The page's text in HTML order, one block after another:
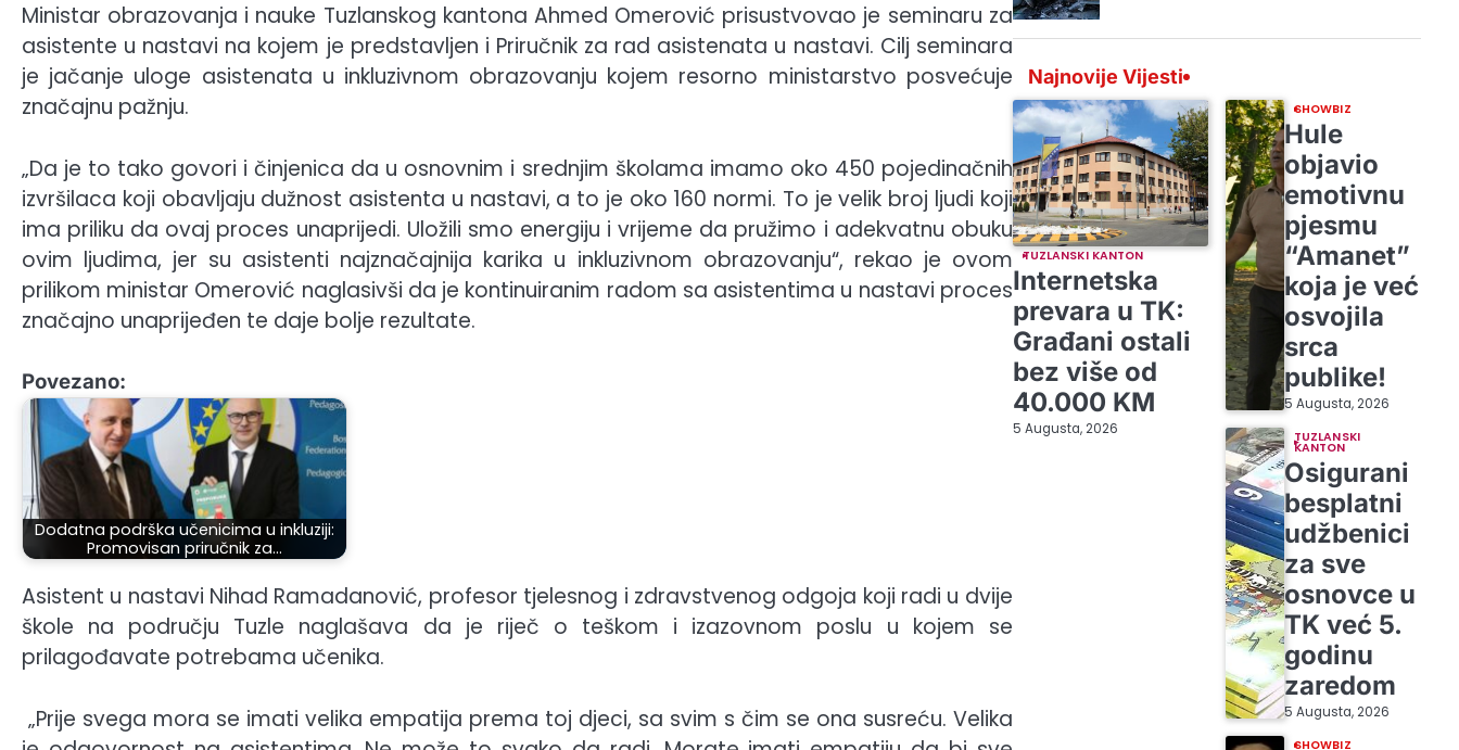
Ministar obrazovanja i nauke Tuzlanskog kantona Ahmed Omerović prisustvovao je seminaru za
asistente u nastavi na kojem je predstavljen i Priručnik za rad asistenata u nastavi. Cilj seminara
je jačanje uloge asistenata u inkluzivnom obrazovanju kojem resorno ministarstvo posvećuje
značajnu pažnju.
„Da je to tako govori i činjenica da u osnovnim i srednjim školama imamo oko 450 pojedinačnih
izvršilaca koji obavljaju dužnost asistenta u nastavi, a to je oko 160 normi. To je velik broj ljudi koji
ima priliku da ovaj proces unaprijedi. Uložili smo energiju i vrijeme da pružimo i adekvatnu obuku
ovim ljudima, jer su asistenti najznačajnija karika u inkluzivnom obrazovanju“, rekao je ovom
prilikom ministar Omerović naglasivši da je kontinuiranim radom sa asistentima u nastavi proces
značajno unaprijeđen te daje bolje rezultate.
Povezano:
Dodatna podrška učenicima u inkluziji:
Promovisan priručnik za…
Asistent u nastavi Nihad Ramadanović, profesor tjelesnog i zdravstvenog odgoja koji radi u dvije
škole na području Tuzle naglašava da je riječ o teškom i izazovnom poslu u kojem se
prilagođavate potrebama učenika.
„Prije svega mora se imati velika empatija prema toj djeci, sa svim s čim se ona susreću. Velika
Najnovije Vijesti
TUZLANSKI KANTON
Internetska
prevara u TK:
Građani ostali
bez više od
40.000 KM
5 Augusta, 2026
SHOWBIZ
Hule
objavio
emotivnu
pjesmu
“Amanet”
koja je već
osvojila
srca
publike!
5 Augusta, 2026
TUZLANSKI
KANTON
Osigurani
besplatni
udžbenici
za sve
osnovce u
TK već 5.
godinu
zaredom
5 Augusta, 2026
SHOWBIZ